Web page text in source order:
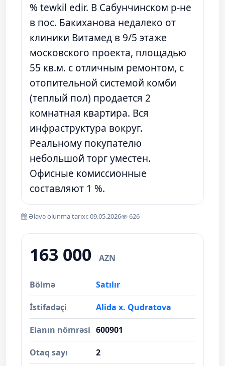
% tewkil edir. В Сабунчинском р-не
в пос. Бакиханова недалеко от
клиники Витамед в 9/5 этаже
московского проекта, площадью
55 кв.м. с отличным ремонтом, с
отопительной системой комби
(теплый пол) продается 2
комнатная квартира. Вся
инфраструктура вокруг.
Реальному покупателю
небольшой торг уместен.
Офисные комиссионные
составляют 1 %.
Əlavə olunma tarixi: 09.05.2026 626
163 000 AZN
Bölmə Satılır
İstifadəçi Alida x. Qudratova
Elanın nömrəsi 600901
Otaq sayı 2